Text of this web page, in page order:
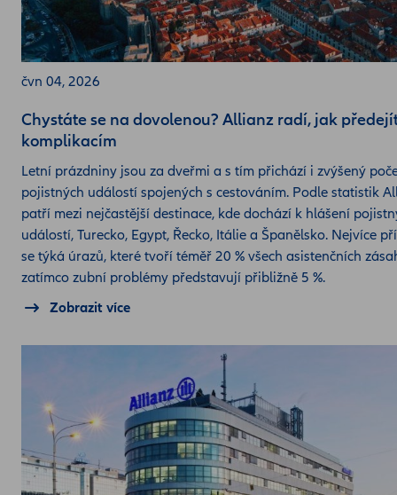
čvn 04, 2026
Chystáte se na dovolenou? Allianz radí, jak
komplikacím
Letní prázdniny jsou za dveřmi a s tím přichází i zvýšený
pojistných událostí spojených s cestováním. Podle statistik
patří mezi nejčastější destinace, kde dochází k hlášení
událostí, Turecko, Egypt, Řecko, Itálie a Španělsko. Nejvíce
se týká úrazů, které tvoří téměř 20 % všech asistenčních
zatímco zubní problémy představují přibližně 5 %.
Zobrazit více